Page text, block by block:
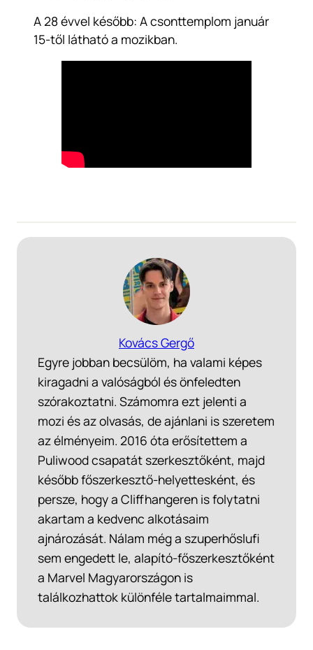
A 28 évvel később: A csonttemplom január
15-től látható a mozikban.
Kovács Gergő
Egyre jobban becsülöm, ha valami képes
kiragadni a valóságból és önfeledten
szórakoztatni. Számomra ezt jelenti a
mozi és az olvasás, de ajánlani is szeretem
az élményeim. 2016 óta erősítettem a
Puliwood csapatát szerkesztőként, majd
később főszerkesztő-helyettesként, és
persze, hogy a Cliffhangeren is folytatni
akartam a kedvenc alkotásaim
ajnározását. Nálam még a szuperhőslufi
sem engedett le, alapító-főszerkesztőként
a Marvel Magyarországon is
találkozhattok különféle tartalmaimmal.